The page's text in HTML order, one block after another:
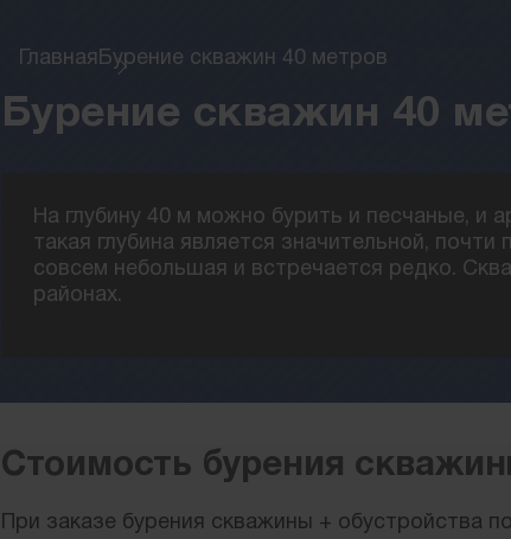
Главная Бурение скважин 40 метров
Бурение скважин 40
На глубину 40 м можно бурить и песчаные, и
такая глубина является значительной,
совсем небольшая и встречается редко.
районах.
Стоимость бурения
При заказе бурения скважины + обустройства